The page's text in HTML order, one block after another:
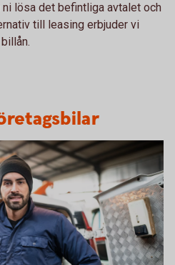
lösa det befintliga avtalet och
till leasing erbjuder vi